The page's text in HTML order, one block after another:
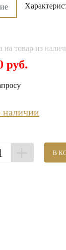
на товар из
руб.
наличии
В